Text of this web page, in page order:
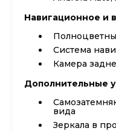
Навигационное и
Система
Камера
Дополнительные
вида
Зеркала в